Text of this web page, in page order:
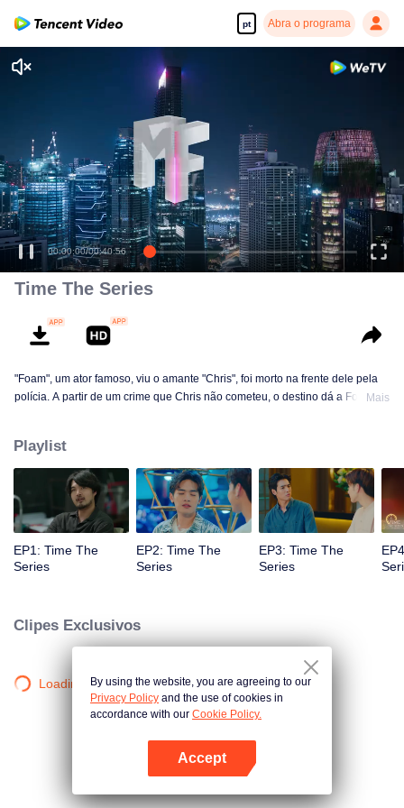
pt Abra o programa
Abra o programa
00:00:00/00:40:56
Time The Series
"Foam", um ator famoso, viu o amante "Chris", foi morto na frente dele pela
polícia. A partir de um crime que Chris não cometeu, o destino dá a Foam a
que pode viajar no tempo para "Foam, "Será que Foam será capaz de
consertar o passado e salvar a vida de um amante? Só o tempo irá provar
Mais
Playlist
EP1: Time The
Series
EP2: Time The
Series
EP3: Time The
Series
Clipes Exclusivos
Loading…By using the website, you are agreeing to our
Privacy Policy and the use of cookies in
accordance with our Cookie Policy.
Accept